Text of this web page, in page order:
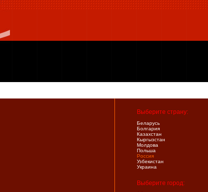
Выберите страну:
Беларусь
Болгария
Казахстан
Кыргызстан
Молдова
Польша
Россия
Узбекистан
Украина
Выберите город: